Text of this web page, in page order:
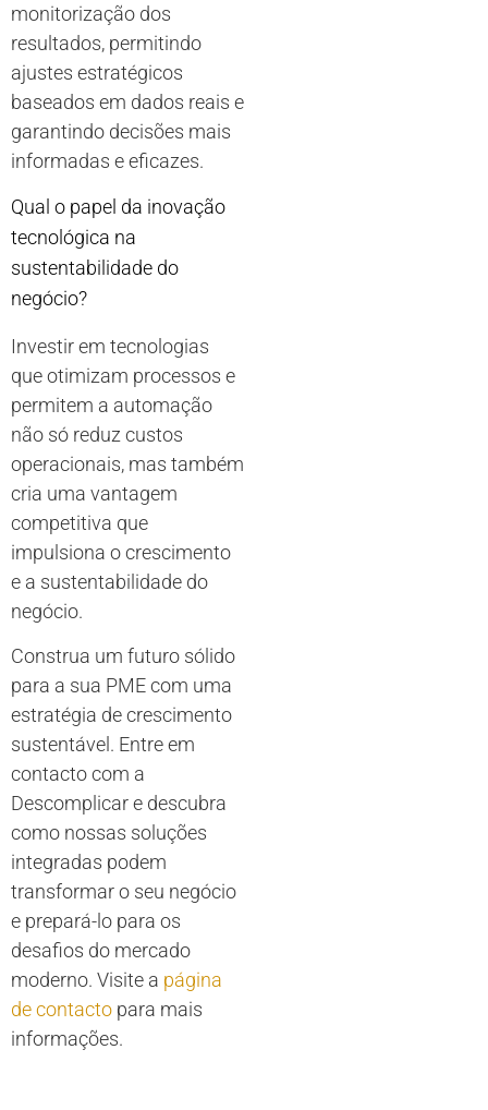
monitorização dos
resultados, permitindo
ajustes estratégicos
baseados em dados reais e
garantindo decisões mais
informadas e eficazes.
Qual o papel da inovação
tecnológica na
sustentabilidade do
negócio?
Investir em tecnologias
que otimizam processos e
permitem a automação
não só reduz custos
operacionais, mas também
cria uma vantagem
competitiva que
impulsiona o crescimento
e a sustentabilidade do
negócio.
Construa um futuro sólido
para a sua PME com uma
estratégia de crescimento
sustentável. Entre em
contacto com a
Descomplicar e descubra
como nossas soluções
integradas podem
transformar o seu negócio
e prepará-lo para os
desafios do mercado
moderno. Visite a página
de contacto para mais
informações.